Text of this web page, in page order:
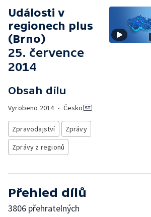
Události v
regionech plus
(Brno)
25. července
2014
Obsah dílu
Vyrobeno 2014• Česko
Zpravodajství
Zprávy
Zprávy z regionů
Přehled dílů
3806 přehratelných